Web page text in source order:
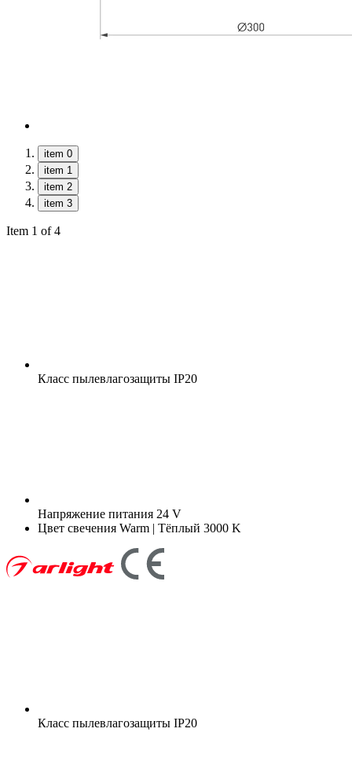
item 0
item 1
item 2
item 3
Item 1 of 4
Класс пылевлагозащиты IP20
Напряжение питания 24 V
Цвет свечения Warm | Тёплый 3000 K
Класс пылевлагозащиты IP20